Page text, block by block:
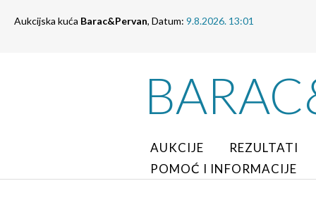
Aukcijska kuća Barac&Pervan, Datum: 9.8.2026. 13:01
AUKCIJE
REZULTATI
POMOĆ I INFORMACIJE